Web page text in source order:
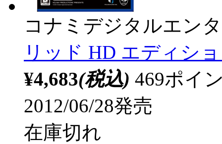
コナミデジタルエン
リッド HD エディシ
¥4,683(税込) 469ポイ
2012/06/28発売
在庫切れ